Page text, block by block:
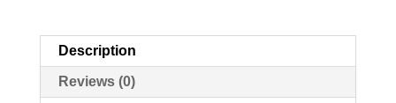
Description
Reviews (0)